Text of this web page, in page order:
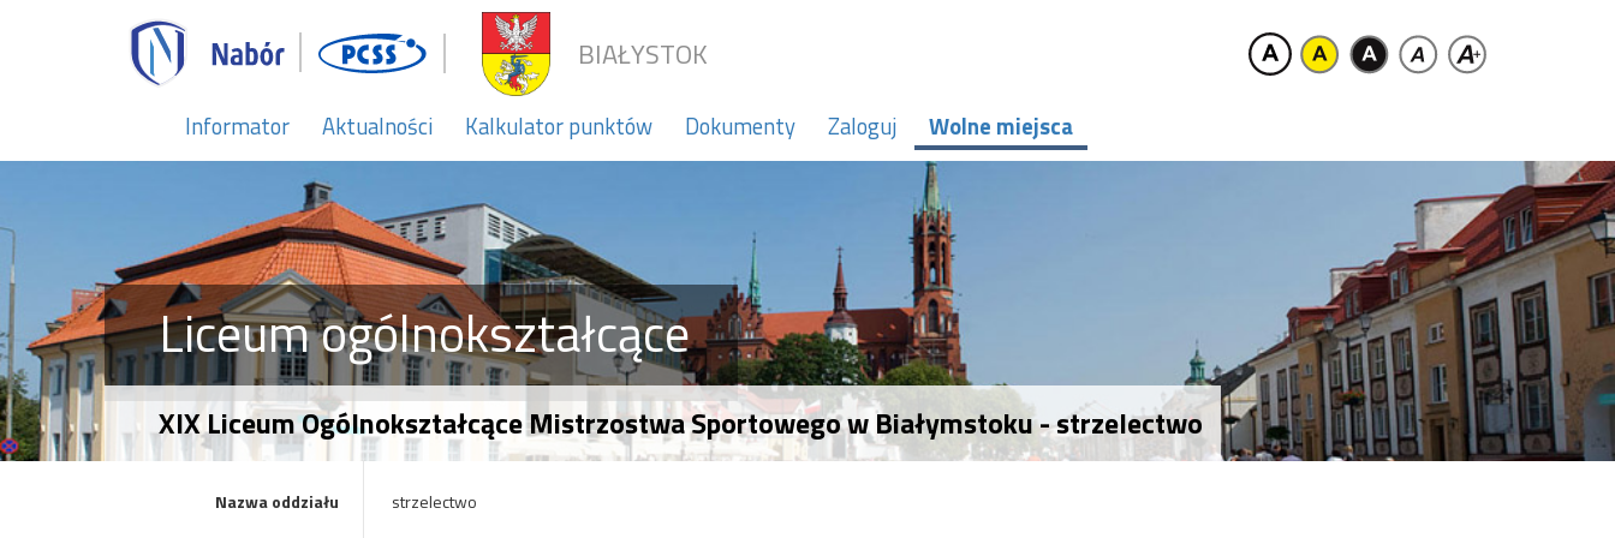
BIAŁYSTOK
Informator Aktualności Kalkulator punktów Dokumenty Zaloguj Wolne miejsca
Liceum ogólnokształcące
XIX Liceum Ogólnokształcące Mistrzostwa Sportowego w Białymstoku - strzelectwo
Nazwa oddziału strzelectwo